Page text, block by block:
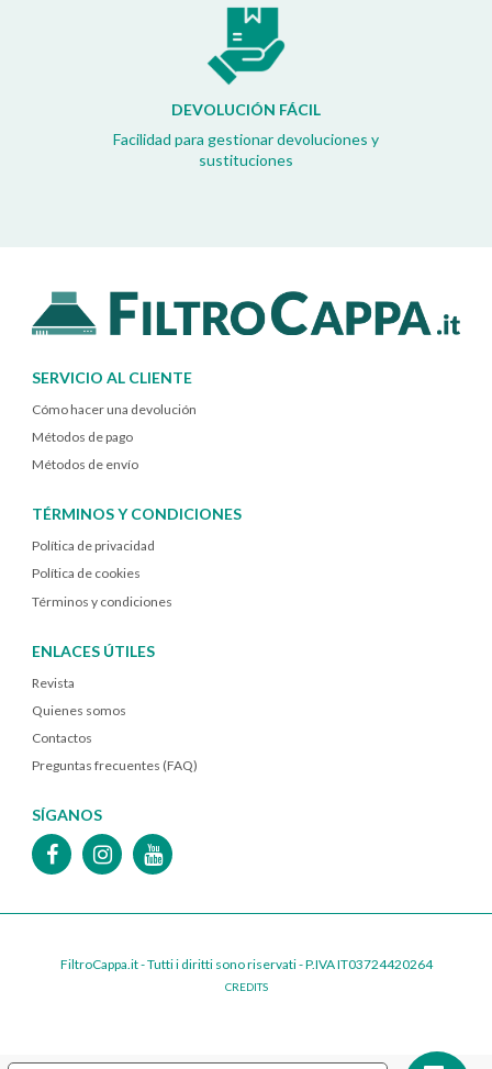
DEVOLUCIÓN FÁCIL
Facilidad para gestionar devoluciones y
sustituciones
SERVICIO AL CLIENTE
Cómo hacer una devolución
Métodos de pago
Métodos de envío
TÉRMINOS Y CONDICIONES
Política de privacidad
Política de cookies
Términos y condiciones
ENLACES ÚTILES
Revista
Quienes somos
Contactos
Preguntas frecuentes (FAQ)
SÍGANOS
FiltroCappa.it - Tutti i diritti sono riservati - P.IVA IT03724420264
CREDITS